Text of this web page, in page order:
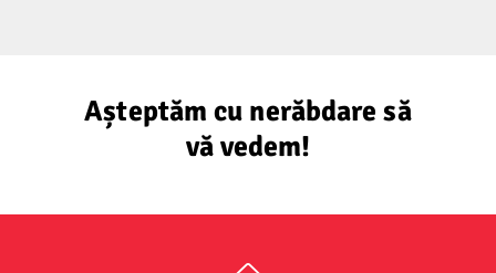
Așteptăm cu nerăbdare să
vă vedem!